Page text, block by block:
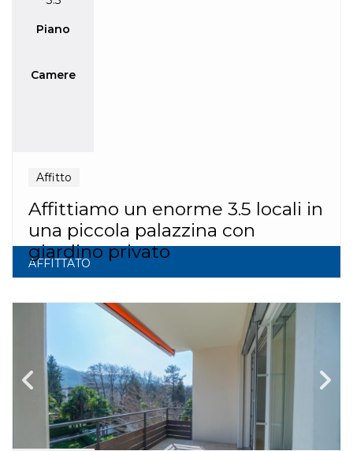
Piano
Camere
Affitto
Affittiamo un enorme 3.5 locali in
una piccola palazzina con
giardino privato
AFFITTATO